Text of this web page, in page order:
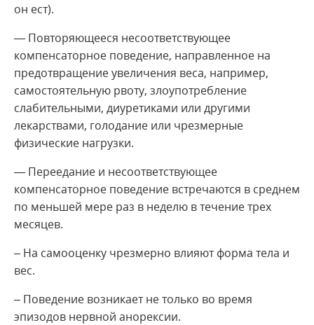
он ест).
— Повторяющееся несоответствующее
компенсаторное поведение, направленное на
предотвращение увеличения веса, например,
самостоятельную рвоту, злоупотребление
слабительными, диуретиками или другими
лекарствами, голодание или чрезмерные
физические нагрузки.
— Переедание и несоответствующее
компенсаторное поведение встречаются в среднем
по меньшей мере раз в неделю в течение трех
месяцев.
– На самооценку чрезмерно влияют форма тела и
вес.
– Поведение возникает не только во время
эпизодов нервной анорексии.